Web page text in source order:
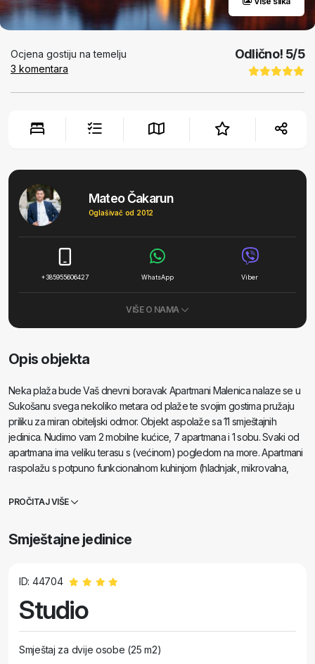
Ocjena gostiju na temelju
3 komentara
Odlično! 5/5
Mateo Čakarun
Oglašivač od 2012
+385955606427 WhatsApp Viber
VIŠE O NAMA
Opis objekta
Neka plaža bude Vaš dnevni boravak Apartmani Malenica nalaze se u
Sukošanu svega nekoliko metara od plaže te svojim gostima pružaju
priliku za miran obiteljski odmor. Objekt aspolaže sa 11 smještajnih
jedinica. Nudimo vam 2 mobilne kućice, 7 apartmana i 1 sobu. Svaki od
apartmana ima veliku terasu s (većinom) pogledom na more. Apartmani
raspolažu s potpuno funkcionalnom kuhinjom (hladnjak, mikrovalna,
om, velikim bračnim krevetima, Za svaki apartman ili sobu osiguran je
u sklopu apartmana otvorena je cijeli dan, te u njoj možete zatražiti
PROČITAJ VIŠE
Smještajne jedinice
ID: 44704
Studio
Smještaj za dvije osobe (25 m2)